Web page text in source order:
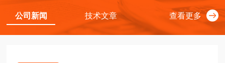
公司新闻 技术文章 查看更多